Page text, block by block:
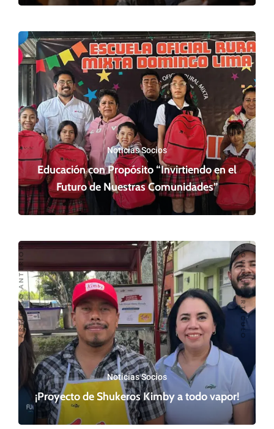
Noticias Socios
Educación con Propósito “Invirtiendo en el
Futuro de Nuestras Comunidades”
Noticias Socios
¡Proyecto de Shukeros Kimby a todo vapor!
ARTÍCULO ANTERIOR SIGUIENTE ARTÍCULO